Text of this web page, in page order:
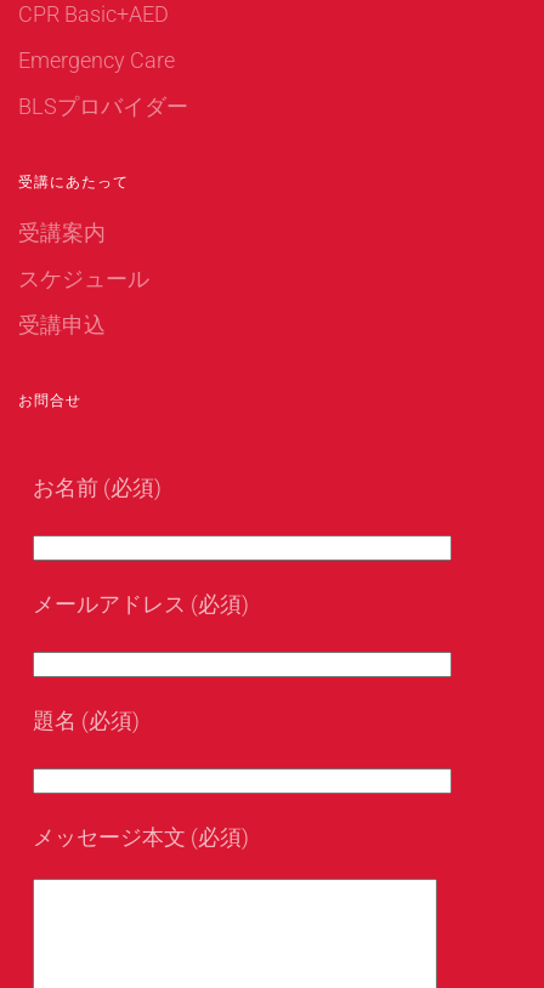
CPR Basic+AED
Emergency Care
BLSプロバイダー
受講にあたって
受講案内
スケジュール
受講申込
お問合せ
お名前 (必須)
メールアドレス (必須)
題名 (必須)
メッセージ本文 (必須)